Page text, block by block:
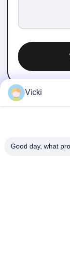
Vicki
Good day, what